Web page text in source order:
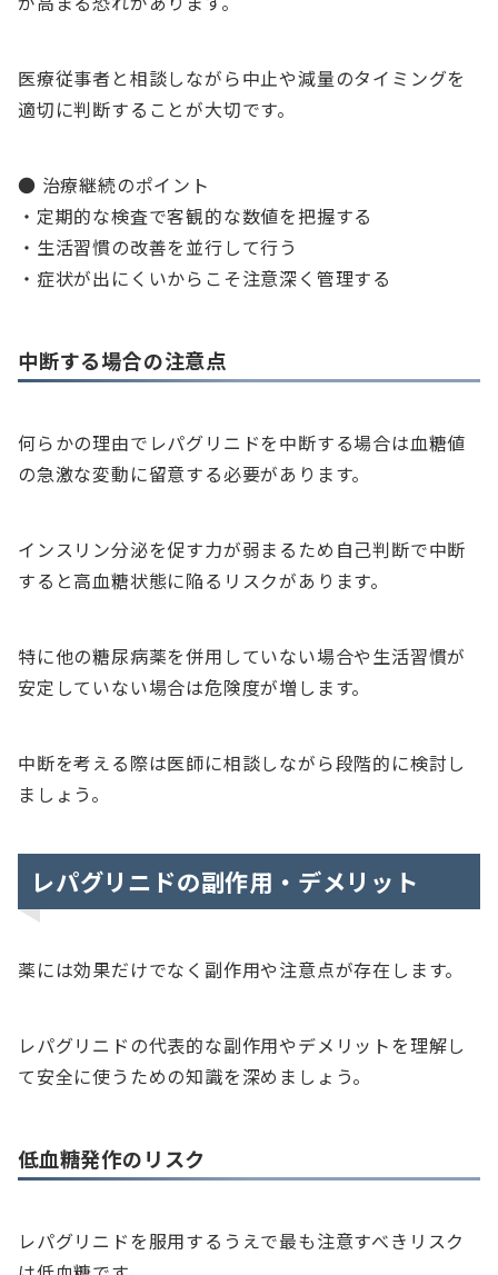
医療従事者と相談しながら中止や減量のタイミングを
適切に判断することが大切です。
● 治療継続のポイント
・定期的な検査で客観的な数値を把握する
・生活習慣の改善を並行して行う
・症状が出にくいからこそ注意深く管理する
中断する場合の注意点
何らかの理由でレパグリニドを中断する場合は血糖値
の急激な変動に留意する必要があります。
インスリン分泌を促す力が弱まるため自己判断で中断
すると高血糖状態に陥るリスクがあります。
特に他の糖尿病薬を併用していない場合や生活習慣が
安定していない場合は危険度が増します。
中断を考える際は医師に相談しながら段階的に検討し
ましょう。
レパグリニドの副作用・デメリット
薬には効果だけでなく副作用や注意点が存在します。
レパグリニドの代表的な副作用やデメリットを理解し
て安全に使うための知識を深めましょう。
低血糖発作のリスク
レパグリニドを服用するうえで最も注意すべきリスク